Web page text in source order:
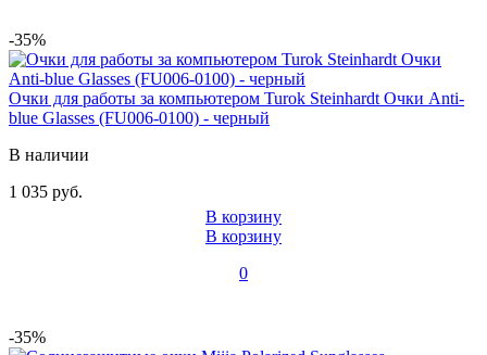
-35%
Очки для работы за компьютером Turok Steinhardt Очки Anti-
blue Glasses (FU006-0100) - черный
В наличии
1 035 руб.
В корзину
В корзину
0
-35%